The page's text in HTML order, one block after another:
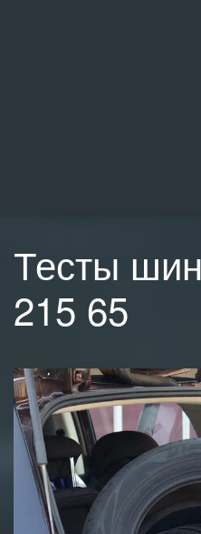
Тесты
215 65